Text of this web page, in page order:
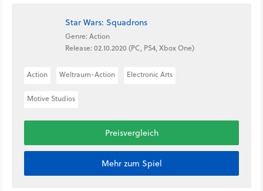
Star Wars: Squadrons
Genre: Action
Release: 02.10.2020 (PC, PS4, Xbox One)
Action Weltraum-Action Electronic Arts
Motive Studios
Preisvergleich
Mehr zum Spiel